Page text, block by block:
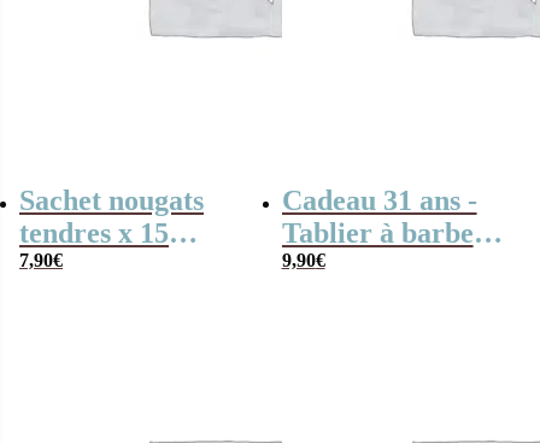
Sachet nougats
tendres x 15
“Grand-mère
7,90€
Cadeau 31 ans -
Tablier à barbe
“1995”
9,90€